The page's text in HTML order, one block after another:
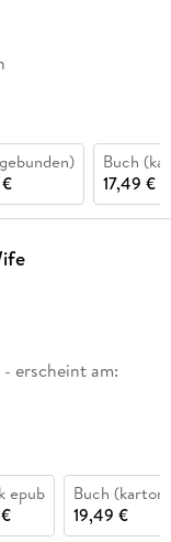
Buch
17,49 €
- erscheint am:
epub
Buch
19,49 €